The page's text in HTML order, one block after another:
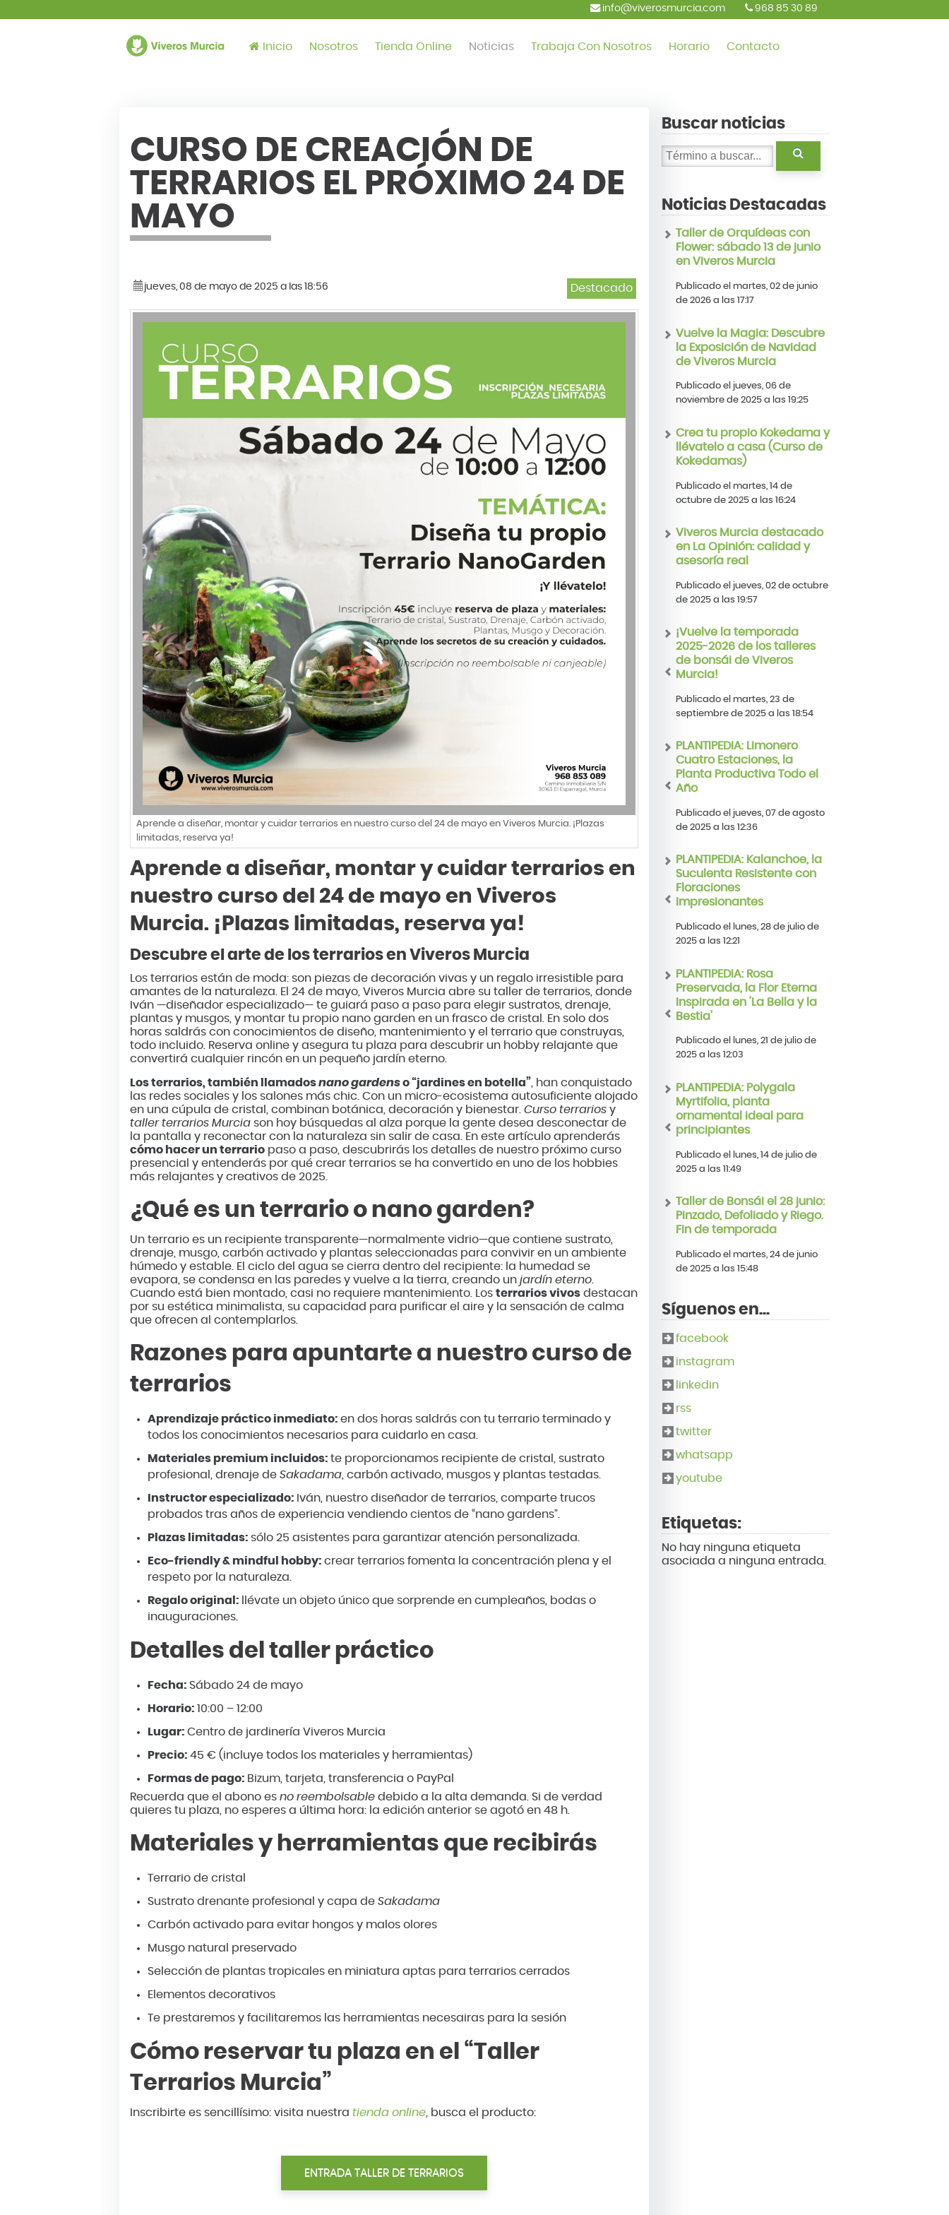
968 85 30 89
info@viverosmurcia.com
Inicio Nosotros Tienda Online Noticias Trabaja Con Nosotros Horario Contacto
CURSO DE CREACIÓN DE
TERRARIOS EL PRÓXIMO 24 DE
MAYO
Destacado
jueves, 08 de mayo de 2025 a las 18:56
Aprende a diseñar, montar y cuidar terrarios en nuestro curso del 24 de mayo en Viveros Murcia. ¡Plazas
limitadas, reserva ya!
Aprende a diseñar, montar y cuidar terrarios en
nuestro curso del 24 de mayo en Viveros
Murcia. ¡Plazas limitadas, reserva ya!
Descubre el arte de los terrarios en Viveros Murcia
Los terrarios están de moda: son piezas de decoración vivas y un regalo irresistible para
amantes de la naturaleza. El 24 de mayo, Viveros Murcia abre su taller de terrarios, donde
Iván —diseñador especializado— te guiará paso a paso para elegir sustratos, drenaje,
plantas y musgos, y montar tu propio nano garden en un frasco de cristal. En solo dos
horas saldrás con conocimientos de diseño, mantenimiento y el terrario que construyas,
todo incluido. Reserva online y asegura tu plaza para descubrir un hobby relajante que
convertirá cualquier rincón en un pequeño jardín eterno.
Los terrarios, también llamadosnano gardenso “jardines en botella”, han conquistado
las redes sociales y los salones más chic. Con un micro-ecosistema autosuficiente alojado
en una cúpula de cristal, combinan botánica, decoración y bienestar.Curso terrarios y
taller terrarios Murcia son hoy búsquedas al alza porque la gente desea desconectar de
la pantalla y reconectar con la naturaleza sin salir de casa. En este artículo aprenderás
cómo hacer un terrario paso a paso, descubrirás los detalles de nuestro próximo curso
presencial y entenderás por qué crear terrarios se ha convertido en uno de los hobbies
más relajantes y creativos de 2025.
¿Qué es un terrario o nano garden?
Un terrario es un recipiente transparente—normalmente vidrio—que contiene sustrato,
drenaje, musgo, carbón activado y plantas seleccionadas para convivir en un ambiente
húmedo y estable. El ciclo del agua se cierra dentro del recipiente: la humedad se
evapora, se condensa en las paredes y vuelve a la tierra, creando unjardín eterno.
Cuando está bien montado, casi no requiere mantenimiento. Losterrarios vivos destacan
por su estética minimalista, su capacidad para purificar el aire y la sensación de calma
que ofrecen al contemplarlos.
Razones para apuntarte a nuestro curso de
terrarios
Aprendizaje práctico inmediato: en dos horas saldrás con tu terrario terminado y
todos los conocimientos necesarios para cuidarlo en casa.
Materiales premium incluidos: te proporcionamos recipiente de cristal, sustrato
profesional, drenaje deSakadama , carbón activado, musgos y plantas testadas.
Instructor especializado: Iván, nuestro diseñador de terrarios, comparte trucos
probados tras años de experiencia vendiendo cientos de “nano gardens”.
Plazas limitadas: sólo 25 asistentes para garantizar atención personalizada.
Eco-friendly & mindful hobby: crear terrarios fomenta la concentración plena y el
respeto por la naturaleza.
Regalo original: llévate un objeto único que sorprende en cumpleaños, bodas o
inauguraciones.
Detalles del taller práctico
Fecha: Sábado 24 de mayo
Horario: 10:00 – 12:00
Lugar: Centro de jardinería Viveros Murcia
Precio: 45 € (incluye todos los materiales y herramientas)
Formas de pago: Bizum, tarjeta, transferencia o PayPal
Recuerda que el abono esno reembolsable debido a la alta demanda. Si de verdad
quieres tu plaza, no esperes a última hora: la edición anterior se agotó en 48 h.
Materiales y herramientas que recibirás
Terrario de cristal
Sustrato drenante profesional y capa deSakadama
Carbón activado para evitar hongos y malos olores
Musgo natural preservado
Selección de plantas tropicales en miniatura aptas para terrarios cerrados
Elementos decorativos
Te prestaremos y facilitaremos las herramientas necesairas para la sesión
Cómo reservar tu plaza en el “Taller
Terrarios Murcia”
Inscribirte es sencillísimo: visita nuestratienda online , busca el producto:
ENTRADA TALLER DE TERRARIOS
Buscar noticias
Noticias Destacadas
Taller de Orquídeas con
Flower: sábado 13 de junio
en Viveros Murcia
Publicado el martes, 02 de junio
de 2026 a las 17:17
Vuelve la Magia: Descubre
la Exposición de Navidad
de Viveros Murcia
Publicado el jueves, 06 de
noviembre de 2025 a las 19:25
Crea tu propio Kokedama y
llévatelo a casa (Curso de
Kokedamas)
Publicado el martes, 14 de
octubre de 2025 a las 16:24
Viveros Murcia destacado
en La Opinión: calidad y
asesoría real
Publicado el jueves, 02 de octubre
de 2025 a las 19:57
¡Vuelve la temporada
2025-2026 de los talleres
de bonsái de Viveros
Murcia!
Publicado el martes, 23 de
septiembre de 2025 a las 18:54
PLANTIPEDIA: Limonero
Cuatro Estaciones, la
Planta Productiva Todo el
Año
Publicado el jueves, 07 de agosto
de 2025 a las 12:36
PLANTIPEDIA: Kalanchoe, la
Suculenta Resistente con
Floraciones
Impresionantes
Publicado el lunes, 28 de julio de
2025 a las 12:21
PLANTIPEDIA: Rosa
Preservada, la Flor Eterna
Inspirada en 'La Bella y la
Bestia'
Publicado el lunes, 21 de julio de
2025 a las 12:03
PLANTIPEDIA: Polygala
Myrtifolia, planta
ornamental ideal para
principiantes
Publicado el lunes, 14 de julio de
2025 a las 11:49
Taller de Bonsái el 28 junio:
Pinzado, Defoliado y Riego.
Fin de temporada
Publicado el martes, 24 de junio
de 2025 a las 15:48
Síguenos en...
facebook
instagram
linkedin
rss
twitter
whatsapp
youtube
Etiquetas:
No hay ninguna etiqueta
asociada a ninguna entrada.